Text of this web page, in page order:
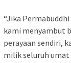
“Jika
kami menyambut
perayaan sendiri,
milik seluruh umat